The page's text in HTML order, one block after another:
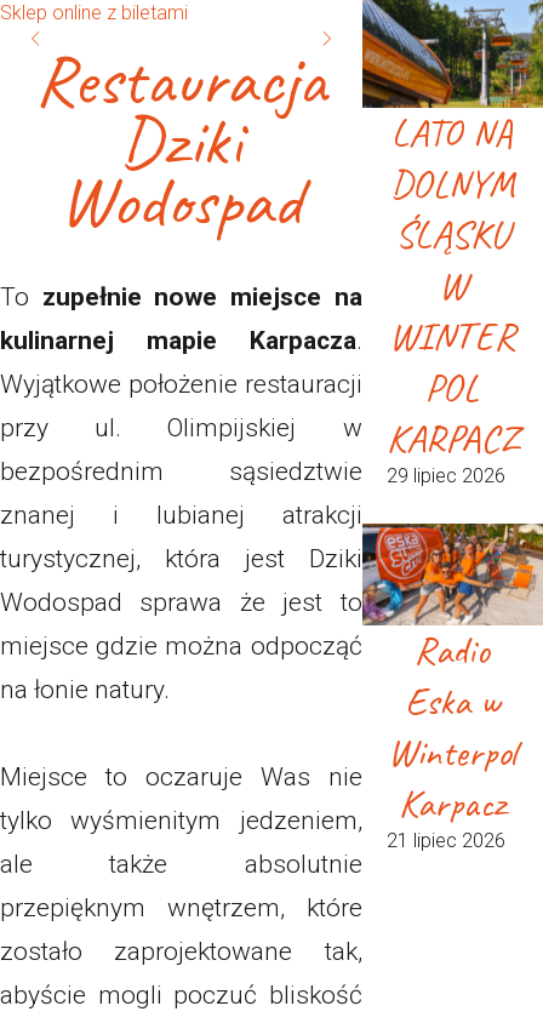
Sklep online z biletami
Restauracja
Dziki
Wodospad
To zupełnie nowe miejsce na
kulinarnej mapie Karpacza.
Wyjątkowe położenie restauracji
przy ul. Olimpijskiej w
bezpośrednim sąsiedztwie
znanej i lubianej atrakcji
turystycznej, która jest Dziki
Wodospad sprawa że jest to
miejsce gdzie można odpocząć
na łonie natury.
Miejsce to oczaruje Was nie
tylko wyśmienitym jedzeniem,
ale także absolutnie
przepięknym wnętrzem, które
zostało zaprojektowane tak,
abyście mogli poczuć bliskość
LATO NA
DOLNYM
ŚLĄSKU
W
WINTER
POL
KARPACZ
29 lipiec 2026
Radio
Eska w
Winterpol
Karpacz
21 lipiec 2026